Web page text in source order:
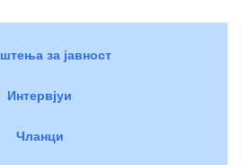
за јавност
Интервјуи
Чланци